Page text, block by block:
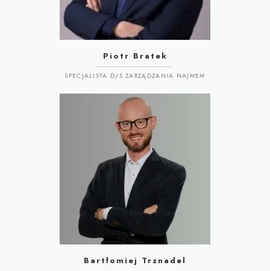
Piotr Bratek
SPECJALISTA D/S ZARZĄDZANIA NAJMEM
Bartłomiej Trznadel